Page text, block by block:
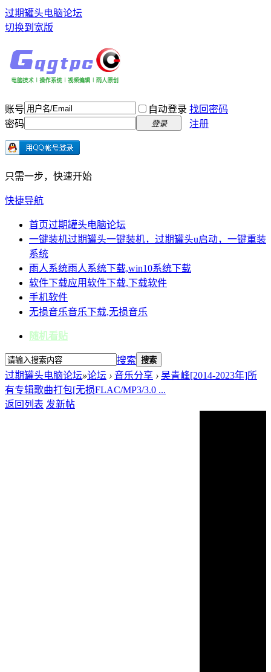
过期罐头电脑论坛
切换到宽版
账号 自动登录 找回密码
密码
登录 注册
只需一步，快速开始
快捷导航
首页过期罐头电脑论坛
一键装机过期罐头一键装机，过期罐头u启动，一键重装
系统
雨人系统雨人系统下载,win10系统下载
软件下载应用软件下载,下载软件
手机软件
无损音乐音乐下载,无损音乐
随机看贴
搜索 搜索
过期罐头电脑论坛»论坛 › 音乐分享 › 吴青峰[2014-2023年]所
有专辑歌曲打包[无损FLAC/MP3/3.0 ...
返回列表 发新帖